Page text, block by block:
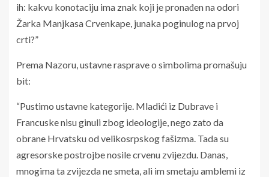
ih: kakvu konotaciju ima znak koji je pronađen na odori
Žarka Manjkasa Crvenkape, junaka poginulog na prvoj
crti?”
Prema Nazoru, ustavne rasprave o simbolima promašuju
bit:
“Pustimo ustavne kategorije. Mladići iz Dubrave i
Francuske nisu ginuli zbog ideologije, nego zato da
obrane Hrvatsku od velikosrpskog fašizma. Tada su
agresorske postrojbe nosile crvenu zvijezdu. Danas,
mnogima ta zvijezda ne smeta, ali im smetaju amblemi iz